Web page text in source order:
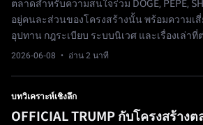
ตลาดสำหรับความสนใจร่วม DOGE, PEPE,
อยู่คนละส่วนของโครงสร้างนั้น พร้อมความเ
อุปทาน กฎระเบียบ ระบบนิเวศ และเรื่องเล่าที่
2026-06-08 · อ่าน 2 นาที
บทวิเคราะห์เชิงลึก
OFFICIAL TRUMP กับโครงสร้าง